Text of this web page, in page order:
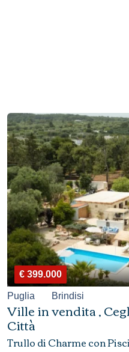
€ 399.000
Puglia Brindisi
Ville in vendita ,
Città
Trullo di Charme con